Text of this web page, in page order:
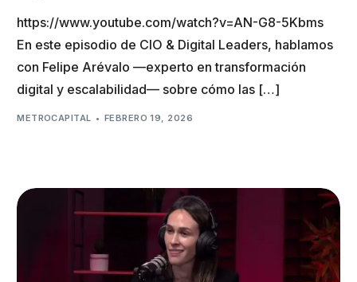
https://www.youtube.com/watch?v=AN-G8-5Kbms
En este episodio de CIO & Digital Leaders, hablamos
con Felipe Arévalo —experto en transformación
digital y escalabilidad— sobre cómo las […]
METROCAPITAL FEBRERO 19, 2026